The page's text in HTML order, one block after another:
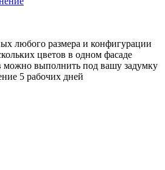
любого размера и конфигурации
цветов в одном фасаде
можно выполнить под вашу задумку
5 рабочих дней